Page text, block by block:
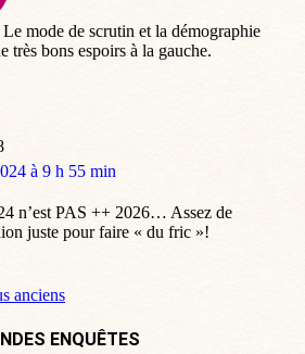
mode de scrutin et la démographie
très bons espoirs à la gauche.
à 9 h 55 min
n’est PAS ++ 2026… Assez de
juste pour faire « du fric »!
anciens
ENQUÊTES